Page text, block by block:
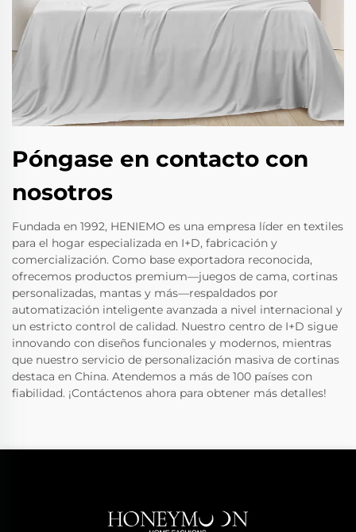
Póngase en contacto con
nosotros
Fundada en 1992, HENIEMO es una empresa líder en textiles
para el hogar especializada en I+D, fabricación y
comercialización. Como base exportadora reconocida,
ofrecemos productos premium—juegos de cama, cortinas
personalizadas, mantas y más—respaldados por
automatización inteligente avanzada a nivel internacional y
un estricto control de calidad. Nuestro centro de I+D sigue
innovando con diseños funcionales y modernos, mientras
que nuestro servicio de personalización masiva de cortinas
destaca en China. Atendemos a más de 100 países con
fiabilidad. ¡Contáctenos ahora para obtener más detalles!